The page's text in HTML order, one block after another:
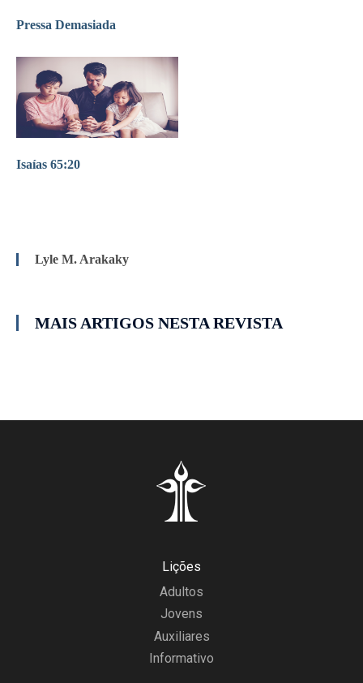
Pressa Demasiada
Isaías 65:20
Lyle M. Arakaky
MAIS ARTIGOS NESTA REVISTA
Lições
Adultos
Jovens
Auxiliares
Informativo